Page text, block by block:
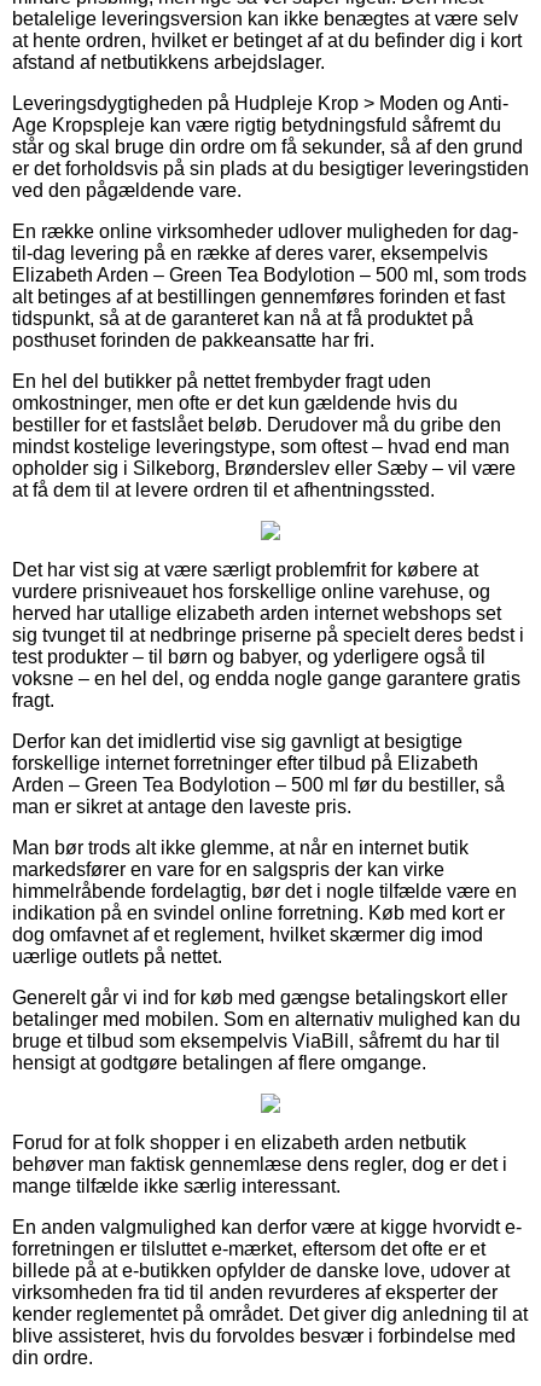
betalelige leveringsversion kan ikke benægtes at være selv
at hente ordren, hvilket er betinget af at du befinder dig i kort
afstand af netbutikkens arbejdslager.
Leveringsdygtigheden på Hudpleje Krop > Moden og Anti-
Age Kropspleje kan være rigtig betydningsfuld såfremt du
står og skal bruge din ordre om få sekunder, så af den grund
er det forholdsvis på sin plads at du besigtiger leveringstiden
ved den pågældende vare.
En række online virksomheder udlover muligheden for dag-
til-dag levering på en række af deres varer, eksempelvis
Elizabeth Arden – Green Tea Bodylotion – 500 ml, som trods
alt betinges af at bestillingen gennemføres forinden et fast
tidspunkt, så at de garanteret kan nå at få produktet på
posthuset forinden de pakkeansatte har fri.
En hel del butikker på nettet frembyder fragt uden
omkostninger, men ofte er det kun gældende hvis du
bestiller for et fastslået beløb. Derudover må du gribe den
mindst kostelige leveringstype, som oftest – hvad end man
opholder sig i Silkeborg, Brønderslev eller Sæby – vil være
at få dem til at levere ordren til et afhentningssted.
Det har vist sig at være særligt problemfrit for købere at
vurdere prisniveauet hos forskellige online varehuse, og
herved har utallige elizabeth arden internet webshops set
sig tvunget til at nedbringe priserne på specielt deres bedst i
test produkter – til børn og babyer, og yderligere også til
voksne – en hel del, og endda nogle gange garantere gratis
fragt.
Derfor kan det imidlertid vise sig gavnligt at besigtige
forskellige internet forretninger efter tilbud på Elizabeth
Arden – Green Tea Bodylotion – 500 ml før du bestiller, så
man er sikret at antage den laveste pris.
Man bør trods alt ikke glemme, at når en internet butik
markedsfører en vare for en salgspris der kan virke
himmelråbende fordelagtig, bør det i nogle tilfælde være en
indikation på en svindel online forretning. Køb med kort er
dog omfavnet af et reglement, hvilket skærmer dig imod
uærlige outlets på nettet.
Generelt går vi ind for køb med gængse betalingskort eller
betalinger med mobilen. Som en alternativ mulighed kan du
bruge et tilbud som eksempelvis ViaBill, såfremt du har til
hensigt at godtgøre betalingen af flere omgange.
Forud for at folk shopper i en elizabeth arden netbutik
behøver man faktisk gennemlæse dens regler, dog er det i
mange tilfælde ikke særlig interessant.
En anden valgmulighed kan derfor være at kigge hvorvidt e-
forretningen er tilsluttet e-mærket, eftersom det ofte er et
billede på at e-butikken opfylder de danske love, udover at
virksomheden fra tid til anden revurderes af eksperter der
kender reglementet på området. Det giver dig anledning til at
blive assisteret, hvis du forvoldes besvær i forbindelse med
din ordre.